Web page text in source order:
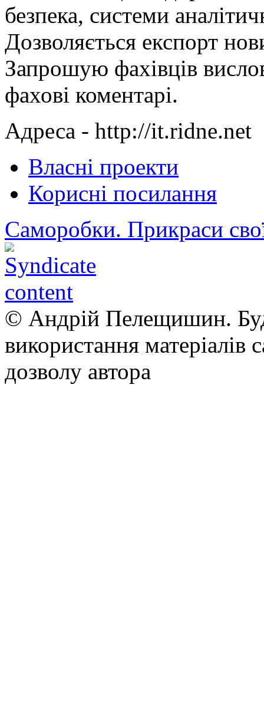
безпека, системи
Дозволяється експорт
Запрошую фахівців
фахові коментарі.
Адреса - http://it.ridne.net
Власні проекти
Корисні посилання
Саморобки. Прикраси
© Андрій Пелещишин.
використання матеріалів
дозволу автора